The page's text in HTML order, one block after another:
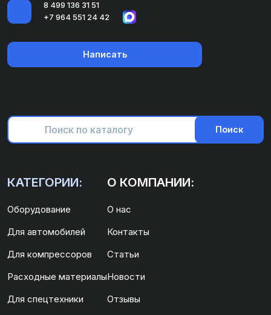
8 499 136 31 51
+7 964 551 24 42
Написать
Поиск
КАТЕГОРИИ:
Оборудование
Для автомобилей
Для компрессоров
Расходные материалы
Для спецтехники
О КОМПАНИИ:
О нас
Контакты
Статьи
Новости
Отзывы